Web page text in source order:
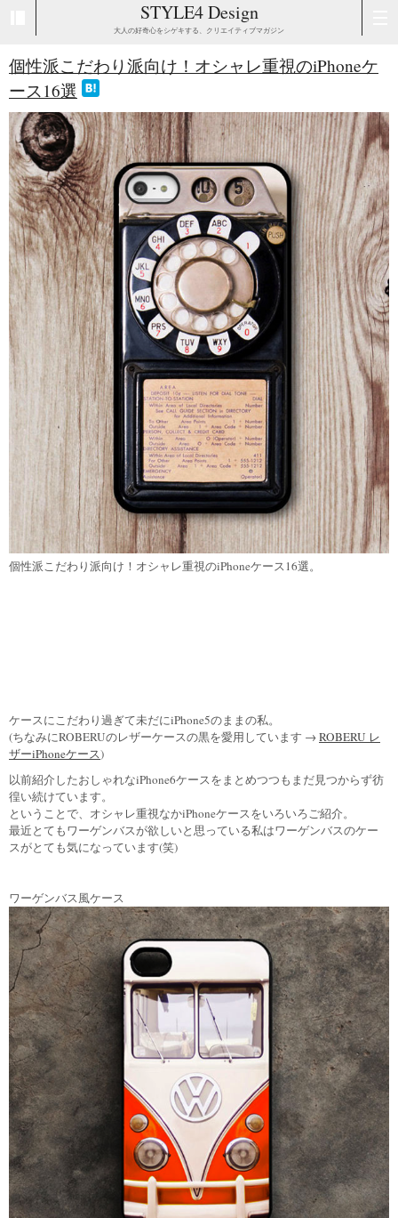
STYLE4 Design
大人の好奇心をシゲキする、クリエイティブマガジン
個性派こだわり派向け！オシャレ重視のiPhoneケ
ース16選
個性派こだわり派向け！オシャレ重視のiPhoneケース16選。
ケースにこだわり過ぎて未だにiPhone5のままの私。
(ちなみにROBERUのレザーケースの黒を愛用しています →ROBERU レ
ザーiPhoneケース)
以前紹介したおしゃれなiPhone6ケースをまとめつつもまだ見つからず彷
徨い続けています。
ということで、オシャレ重視なかiPhoneケースをいろいろご紹介。
最近とてもワーゲンバスが欲しいと思っている私はワーゲンバスのケー
スがとても気になっています(笑)
ワーゲンバス風ケース